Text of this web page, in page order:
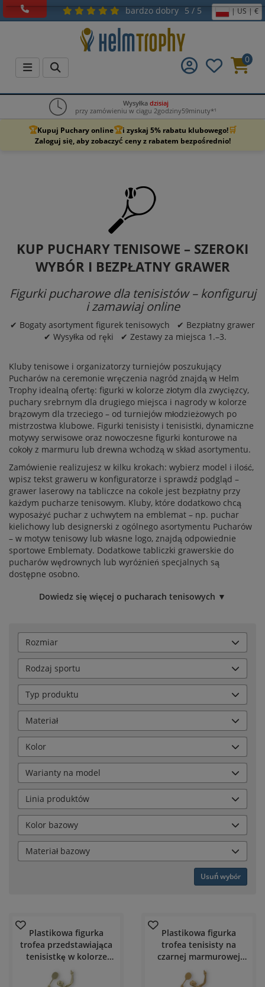
bardzo dobry 5 / 5 | US | €
0
Wysyłka dzisiaj
przy zamówieniu w ciągu 2godziny59minuty*¹
🏆Kupuj Puchary online🏆i zyskaj 5% rabatu klubowego!🛒
Zaloguj się, aby zobaczyć ceny z rabatem bezpośrednio!
KUP PUCHARY TENISOWE – SZEROKI
WYBÓR I BEZPŁATNY GRAWER
Figurki pucharowe dla tenisistów – konfiguruj
i zamawiaj online
✔ Bogaty asortyment figurek tenisowych ✔ Bezpłatny grawer
✔ Wysyłka od ręki ✔ Zestawy za miejsca 1.–3.
Kluby tenisowe i organizatorzy turniejów poszukujący
Pucharów na ceremonie wręczenia nagród znajdą w Helm
Trophy idealną ofertę: figurki w kolorze złotym dla zwycięzcy,
puchary srebrnym dla drugiego miejsca i nagrody w kolorze
brązowym dla trzeciego – od turniejów młodzieżowych po
mistrzostwa klubowe. Figurki tenisisty i tenisistki, dynamiczne
motywy serwisowe oraz nowoczesne figurki konturowe na
cokoły z marmuru lub drewna wchodzą w skład asortymentu.
Zamówienie realizujesz w kilku krokach: wybierz model i ilość,
wpisz tekst graweru w konfiguratorze i sprawdź podgląd –
grawer laserowy na tabliczce na cokole jest bezpłatny przy
każdym pucharze tenisowym. Kluby, które dodatkowo chcą
wyposażyć puchar z uchwytem na emblemat – np. puchar
kielichowy lub designerski z ogólnego asortymentu Pucharów
– w motyw tenisowy lub własne logo, znajdą odpowiednie
sportowe Emblematy. Dodatkowe tabliczki grawerskie do
pucharów wędrownych lub wyróżnień specjalnych są
dostępne osobno.
Dowiedz się więcej o pucharach tenisowych ▼
Rozmiar
Rodzaj sportu
Typ produktu
Materiał
Kolor
Warianty na model
Linia produktów
Kolor bazowy
Materiał bazowy
Usuń wybór
Plastikowa figurka
trofea przedstawiająca
tenisistkę w kolorze
złotym na czarnej
marmurowej podstawie
Plastikowa figurka
trofea tenisisty na
czarnej marmurowej
podstawie